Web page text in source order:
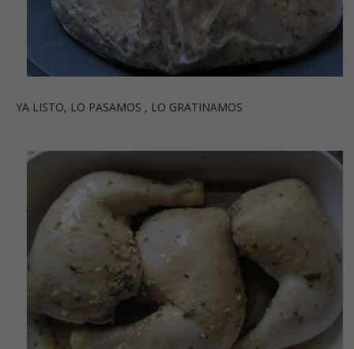
YA LISTO, LO PASAMOS , LO GRATINAMOS